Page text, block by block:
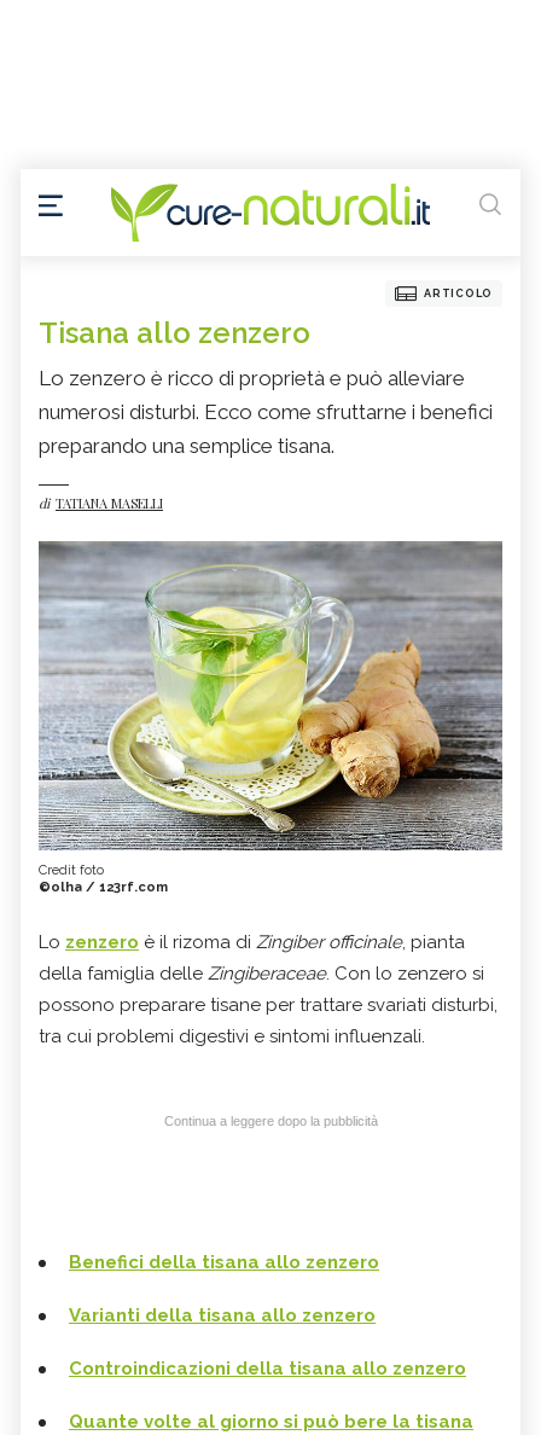
ARTICOLO
Tisana allo zenzero
Lo zenzero è ricco di proprietà e può alleviare
numerosi disturbi. Ecco come sfruttarne i benefici
preparando una semplice tisana.
di TATIANA MASELLI
Credit foto
©olha / 123rf.com
Lo zenzero è il rizoma di Zingiber officinale, pianta
della famiglia delle Zingiberaceae. Con lo zenzero si
possono preparare tisane per trattare svariati disturbi,
tra cui problemi digestivi e sintomi influenzali.
Continua a leggere dopo la pubblicità
Benefici della tisana allo zenzero
Varianti della tisana allo zenzero
Controindicazioni della tisana allo zenzero
Quante volte al giorno si può bere la tisana